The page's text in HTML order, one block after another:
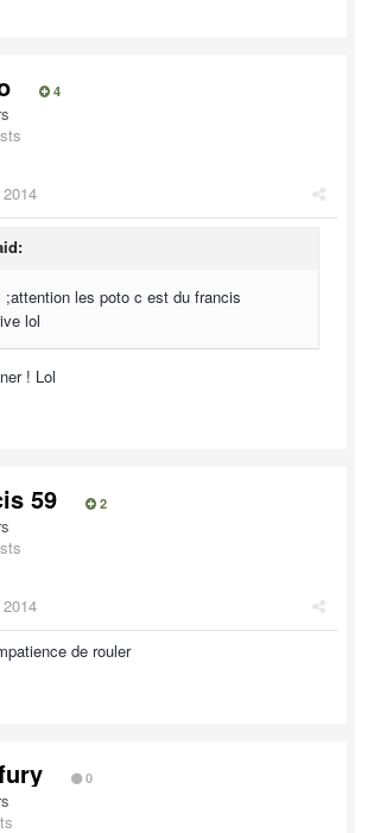
4
;attention les poto c est du francis
lol
! Lol
59 2
de rouler
0